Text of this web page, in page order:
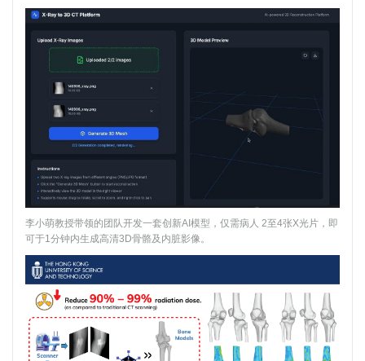
李小萌教授带领的团队开发一套创新AI模型，仅需病人 2至4张X光片，即
可于1分钟内生成高清3D骨骼及内脏影像。